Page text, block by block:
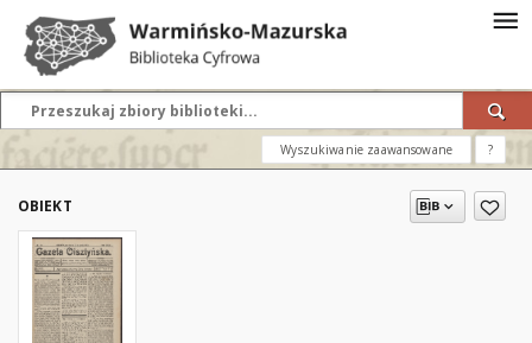
Wyszukiwanie zaawansowane ?
OBIEKT